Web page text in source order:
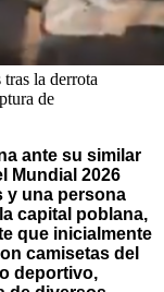
la derrota
de
ante su similar
Mundial 2026
y una persona
capital poblana,
que inicialmente
camisetas del
deportivo,